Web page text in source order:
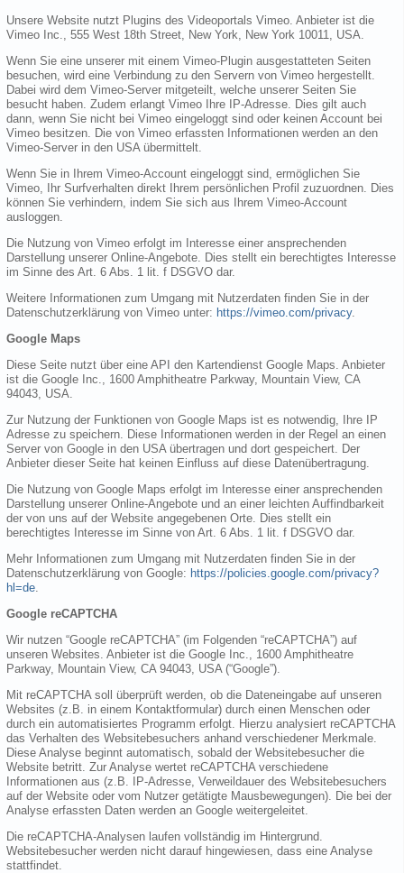
Unsere Website nutzt Plugins des Videoportals Vimeo. Anbieter ist die
Vimeo Inc., 555 West 18th Street, New York, New York 10011, USA.
Wenn Sie eine unserer mit einem Vimeo-Plugin ausgestatteten Seiten
besuchen, wird eine Verbindung zu den Servern von Vimeo hergestellt.
Dabei wird dem Vimeo-Server mitgeteilt, welche unserer Seiten Sie
besucht haben. Zudem erlangt Vimeo Ihre IP-Adresse. Dies gilt auch
dann, wenn Sie nicht bei Vimeo eingeloggt sind oder keinen Account bei
Vimeo besitzen. Die von Vimeo erfassten Informationen werden an den
Vimeo-Server in den USA übermittelt.
Wenn Sie in Ihrem Vimeo-Account eingeloggt sind, ermöglichen Sie
Vimeo, Ihr Surfverhalten direkt Ihrem persönlichen Profil zuzuordnen. Dies
können Sie verhindern, indem Sie sich aus Ihrem Vimeo-Account
ausloggen.
Die Nutzung von Vimeo erfolgt im Interesse einer ansprechenden
Darstellung unserer Online-Angebote. Dies stellt ein berechtigtes Interesse
im Sinne des Art. 6 Abs. 1 lit. f DSGVO dar.
Weitere Informationen zum Umgang mit Nutzerdaten finden Sie in der
Datenschutzerklärung von Vimeo unter: https://vimeo.com/privacy.
Google Maps
Diese Seite nutzt über eine API den Kartendienst Google Maps. Anbieter
ist die Google Inc., 1600 Amphitheatre Parkway, Mountain View, CA
94043, USA.
Zur Nutzung der Funktionen von Google Maps ist es notwendig, Ihre IP
Adresse zu speichern. Diese Informationen werden in der Regel an einen
Server von Google in den USA übertragen und dort gespeichert. Der
Anbieter dieser Seite hat keinen Einfluss auf diese Datenübertragung.
Die Nutzung von Google Maps erfolgt im Interesse einer ansprechenden
Darstellung unserer Online-Angebote und an einer leichten Auffindbarkeit
der von uns auf der Website angegebenen Orte. Dies stellt ein
berechtigtes Interesse im Sinne von Art. 6 Abs. 1 lit. f DSGVO dar.
Mehr Informationen zum Umgang mit Nutzerdaten finden Sie in der
Datenschutzerklärung von Google: https://policies.google.com/privacy?
hl=de
Google reCAPTCHA
Wir nutzen “Google reCAPTCHA” (im Folgenden “reCAPTCHA”) auf
unseren Websites. Anbieter ist die Google Inc., 1600 Amphitheatre
Parkway, Mountain View, CA 94043, USA (“Google”).
Mit reCAPTCHA soll überprüft werden, ob die Dateneingabe auf unseren
Websites (z.B. in einem Kontaktformular) durch einen Menschen oder
durch ein automatisiertes Programm erfolgt. Hierzu analysiert reCAPTCHA
das Verhalten des Websitebesuchers anhand verschiedener Merkmale.
Diese Analyse beginnt automatisch, sobald der Websitebesucher die
Website betritt. Zur Analyse wertet reCAPTCHA verschiedene
Informationen aus (z.B. IP-Adresse, Verweildauer des Websitebesuchers
auf der Website oder vom Nutzer getätigte Mausbewegungen). Die bei der
Analyse erfassten Daten werden an Google weitergeleitet.
Die reCAPTCHA-Analysen laufen vollständig im Hintergrund.
Websitebesucher werden nicht darauf hingewiesen, dass eine Analyse
stattfindet.